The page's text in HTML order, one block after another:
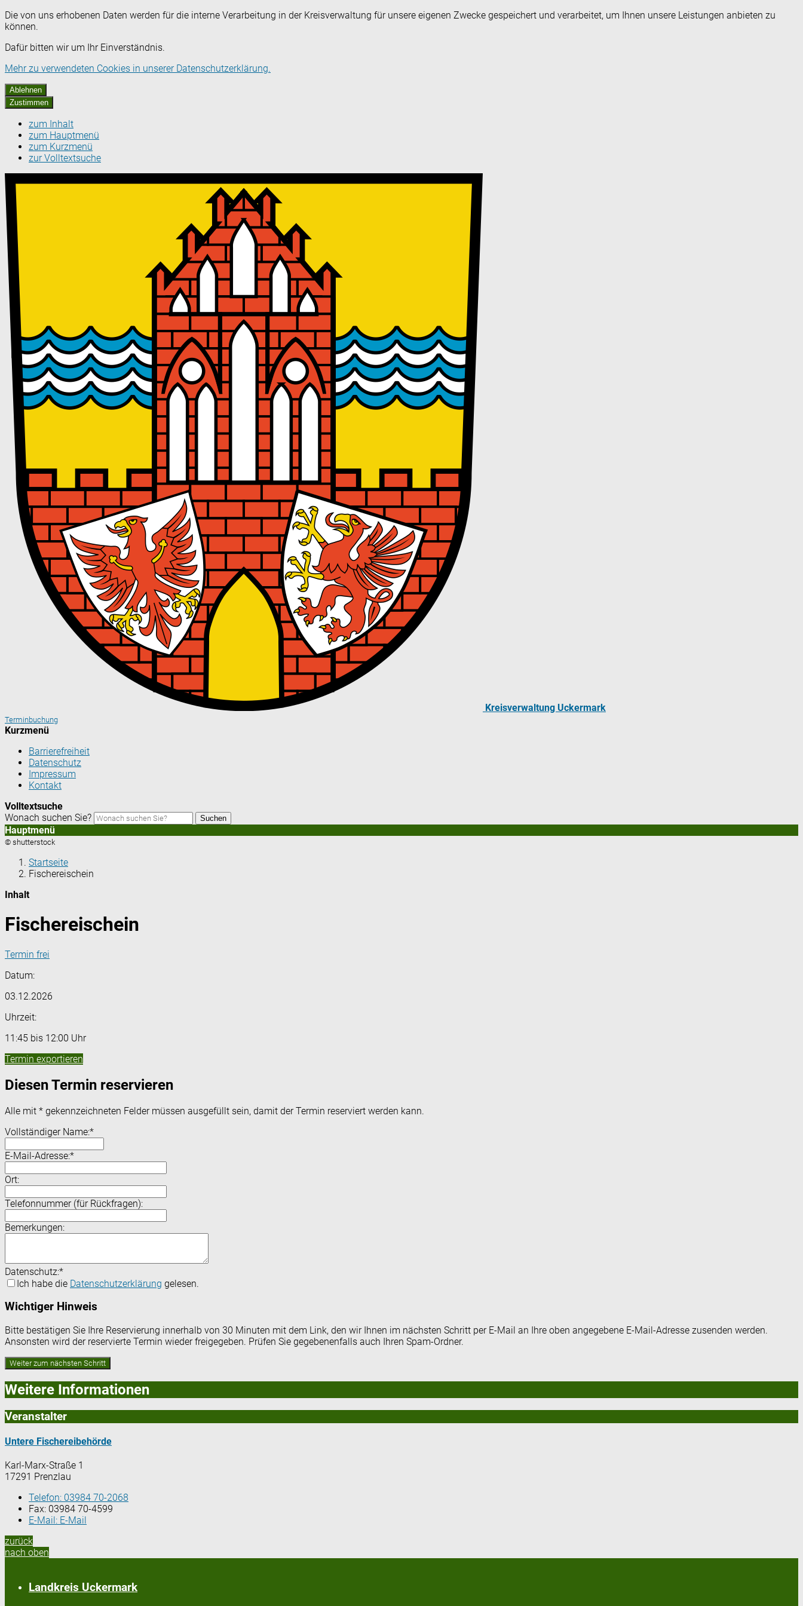
Die von uns erhobenen Daten werden für die interne Verarbeitung in der Kreisverwaltung für unsere eigenen Zwecke gespeichert und verarbeitet, um Ihnen unsere Leistungen anbieten zu
können.
Dafür bitten wir um Ihr Einverständnis.
Mehr zu verwendeten Cookies in unserer Datenschutzerklärung.
Ablehnen
Zustimmen
zum Inhalt
zum Hauptmenü
zum Kurzmenü
zur Volltextsuche
Kreisverwaltung Uckermark
Terminbuchung
Kurzmenü
Barrierefreiheit
Datenschutz
Impressum
Kontakt
Volltextsuche
Wonach suchen Sie?
Suchen
Hauptmenü
© shutterstock
Startseite
Fischereischein
Inhalt
Fischereischein
Termin frei
Datum:
03.12.2026
Uhrzeit:
11:45 bis 12:00 Uhr
Termin exportieren
Diesen Termin reservieren
Alle mit * gekennzeichneten Felder müssen ausgefüllt sein, damit der Termin reserviert werden kann.
Vollständiger Name:*
E-Mail-Adresse:*
Ort:
Telefonnummer (für Rückfragen):
Bemerkungen:
Datenschutz:*
Ich habe die Datenschutzerklärung gelesen.
Wichtiger Hinweis
Bitte bestätigen Sie Ihre Reservierung innerhalb von 30 Minuten mit dem Link, den wir Ihnen im nächsten Schritt per E-Mail an Ihre oben angegebene E-Mail-Adresse zusenden werden.
Ansonsten wird der reservierte Termin wieder freigegeben. Prüfen Sie gegebenenfalls auch Ihren Spam-Ordner.
Weitere Informationen
Veranstalter
Untere Fischereibehörde
Karl-Marx-Straße 1
17291 Prenzlau
Telefon: 03984 70-2068
Fax: 03984 70-4599
E-Mail: E-Mail
zurück
nach oben
Landkreis Uckermark